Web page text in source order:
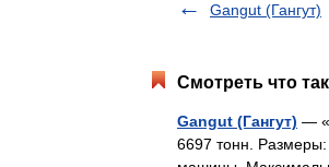
Gangut (Гангут)
Смотреть что
Gangut (Гангут) —
6697 тонн.